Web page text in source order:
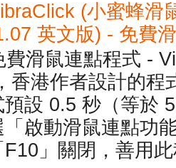
(小蜜蜂滑
英文版) - 免費
費滑鼠連點程式 -
香港作者設計的程
設 0.5 秒（等於
啟動滑鼠連點功
」關閉，善用